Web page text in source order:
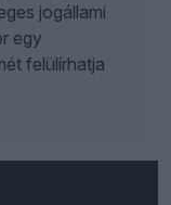
jogállami
egy
felülírhatja